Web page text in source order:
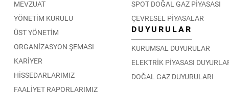
MEVZUAT
YÖNETİM KURULU
ÜST YÖNETİM
ORGANİZASYON ŞEMASI
KARİYER
HİSSEDARLARIMIZ
FAALİYET RAPORLARIMIZ
SPOT DOĞAL GAZ PİYASASI
ÇEVRESEL PİYASALAR
DUYURULAR
KURUMSAL DUYURULAR
ELEKTRİK PİYASASI
DOĞAL GAZ DUYURULARI